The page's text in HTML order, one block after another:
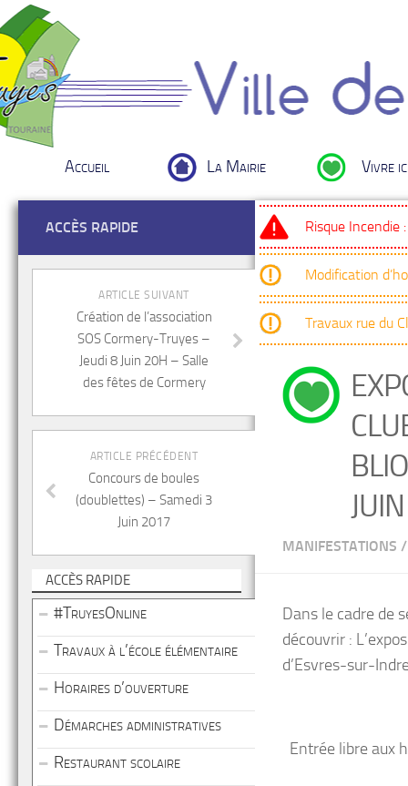
Accueil La Mairie Vivre
Risque Incendie
Modification
Travaux rue du
MANIFESTATIONS /
Dans le cadre de
découvrir :
d’Esvres-sur-
Entrée libre aux
ACCÈS RAPIDE
ARTICLE SUIVANT
Création de l’association
SOS Cormery-Truyes –
Jeudi 8 Juin 20H – Salle
des fêtes de Cormery
ARTICLE PRÉCÉDENT
Concours de boules
(doublettes) – Samedi 3
Juin 2017
ACCÈS RAPIDE
#TruyesOnline
Travaux à l’école élémentaire
Horaires d’ouverture
Démarches administratives
Restaurant scolaire